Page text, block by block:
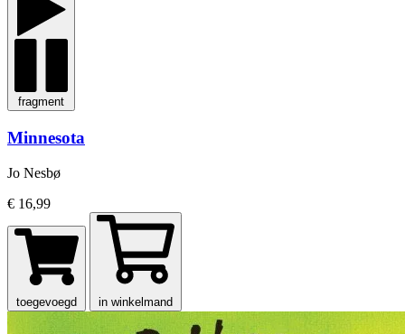
fragment
Minnesota
Jo Nesbø
€ 16,99
toegevoegd in winkelmand